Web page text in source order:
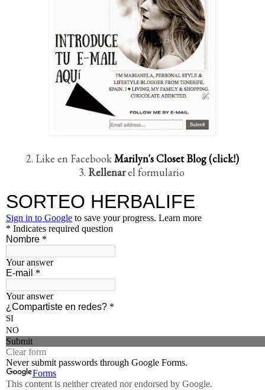
2. Like en FacebookMarilyn's Closet Blog (click!)
3. Rellenarel formulario